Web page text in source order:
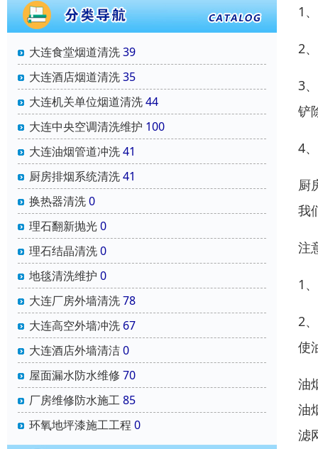
大连食堂烟道清洗39
大连酒店烟道清洗35
大连机关单位烟道清洗44
大连中央空调清洗维护 100
大连油烟管道冲洗41
厨房排烟系统清洗41
换热器清洗0
理石翻新抛光0
理石结晶清洗0
地毯清洗维护 0
大连厂房外墙清洗78
大连高空外墙冲洗 67
大连酒店外墙清洁0
屋面漏水防水维修 70
厂房维修防水施工85
环氧地坪漆施工工程 0
1
2
3
铲
4
厨
我
注
1
2
使
油
油
滤